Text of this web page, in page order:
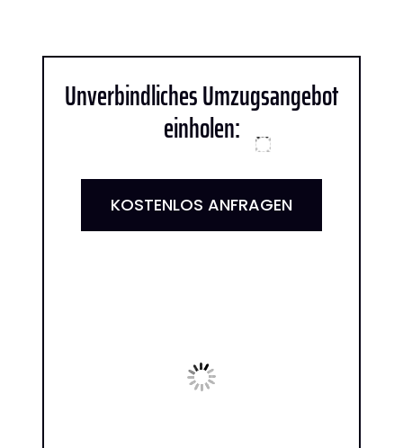
Unverbindliches Umzugsangebot
einholen:
KOSTENLOS ANFRAGEN